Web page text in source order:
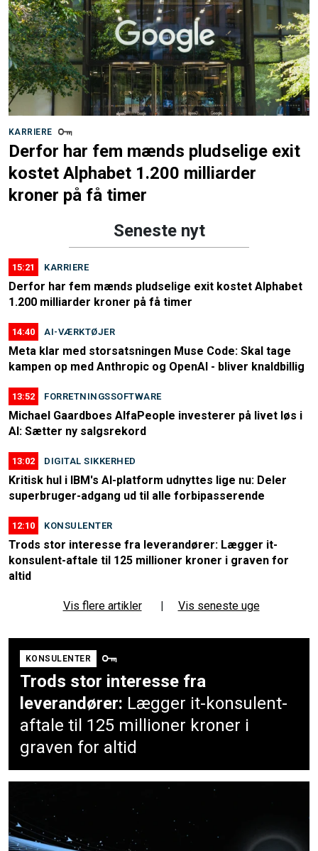
KARRIERE
Derfor har fem mænds pludselige exit
kostet Alphabet 1.200 milliarder
kroner på få timer
Seneste nyt
15:21 KARRIERE
Derfor har fem mænds pludselige exit kostet Alphabet
1.200 milliarder kroner på få timer
14:40 AI-VÆRKTØJER
Meta klar med storsatsningen Muse Code: Skal tage
kampen op med Anthropic og OpenAI - bliver knaldbillig
13:52 FORRETNINGSSOFTWARE
Michael Gaardboes AlfaPeople investerer på livet løs i
AI: Sætter ny salgsrekord
13:02 DIGITAL SIKKERHED
Kritisk hul i IBM's AI-platform udnyttes lige nu: Deler
superbruger-adgang ud til alle forbipasserende
12:10 KONSULENTER
Trods stor interesse fra leverandører: Lægger it-
konsulent-aftale til 125 millioner kroner i graven for
altid
Vis flere artikler | Vis seneste uge
KONSULENTER
Trods stor interesse fra
leverandører: Lægger it-konsulent-
aftale til 125 millioner kroner i
graven for altid